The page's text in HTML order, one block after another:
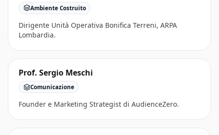
Ambiente Costruito
Dirigente Unità Operativa Bonifica Terreni, ARPA
Lombardia.
Prof. Sergio Meschi
Comunicazione
Founder e Marketing Strategist di AudienceZero.